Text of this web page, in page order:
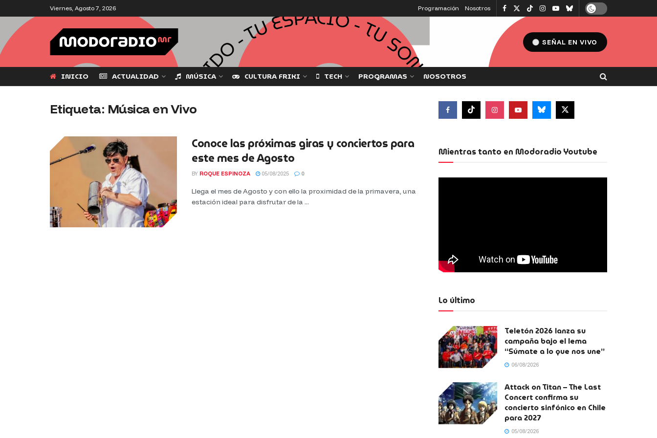
Viernes, Agosto 7, 2026 Programación Nosotros
SEÑAL EN VIVO
INICIO ACTUALIDAD MÚSICA CULTURA FRIKI TECH PROGRAMAS NOSOTROS
Etiqueta: Música en Vivo
Conoce las próximas giras y conciertos para
este mes de Agosto
BY ROQUE ESPINOZA 05/08/2025 0
Llega el mes de Agosto y con ello la proximidad de la primavera, una
estación ideal para disfrutar de la ...
Mientras tanto en Modoradio Youtube
Lo último
Teletón 2026 lanza su
campaña bajo el lema
“Súmate a lo que nos une”
06/08/2026
Attack on Titan – The Last
Concert confirma su
concierto sinfónico en Chile
para 2027
05/08/2026